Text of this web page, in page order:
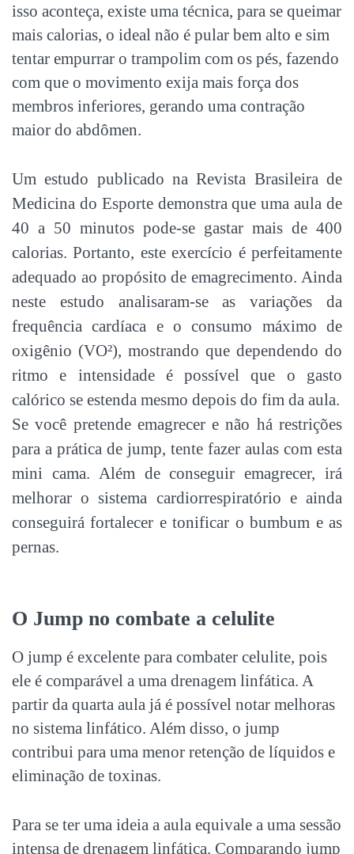
isso aconteça, existe uma técnica, para se queimar
mais calorias, o ideal não é pular bem alto e sim
tentar empurrar o trampolim com os pés, fazendo
com que o movimento exija mais força dos
membros inferiores, gerando uma contração
maior do abdômen.
Um estudo publicado na Revista Brasileira de
Medicina do Esporte demonstra que uma aula de
40 a 50 minutos pode-se gastar mais de 400
calorias. Portanto, este exercício é perfeitamente
adequado ao propósito de emagrecimento. Ainda
neste estudo analisaram-se as variações da
frequência cardíaca e o consumo máximo de
oxigênio (VO²), mostrando que dependendo do
ritmo e intensidade é possível que o gasto
calórico se estenda mesmo depois do fim da aula.
Se você pretende emagrecer e não há restrições
para a prática de jump, tente fazer aulas com esta
mini cama. Além de conseguir emagrecer, irá
melhorar o sistema cardiorrespiratório e ainda
conseguirá fortalecer e tonificar o bumbum e as
pernas.
O Jump no combate a celulite
O jump é excelente para combater celulite, pois
ele é comparável a uma drenagem linfática. A
partir da quarta aula já é possível notar melhoras
no sistema linfático. Além disso, o jump
contribui para uma menor retenção de líquidos e
eliminação de toxinas.
Para se ter uma ideia a aula equivale a uma sessão
intensa de drenagem linfática. Comparando jump